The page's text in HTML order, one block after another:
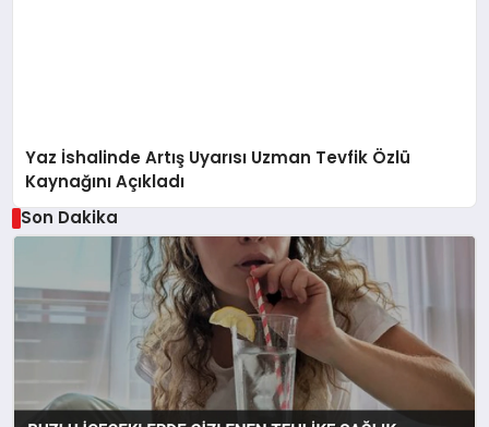
Yaz İshalinde Artış Uyarısı Uzman Tevfik Özlü
Kaynağını Açıkladı
Son Dakika